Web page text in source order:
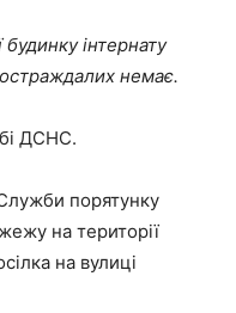
будинку інтернату
немає.
ДСНС.
порятунку
на території
на вулиці